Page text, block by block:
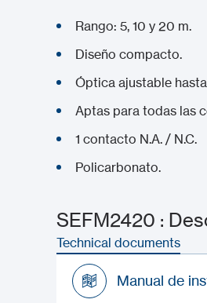
Rango: 5, 10 y 20 m.
Diseño compacto.
Óptica ajustable
Aptas para todas las
1 contacto N.A. / N.C.
Policarbonato.
SEFM2420 :
Technical documents
Manual de